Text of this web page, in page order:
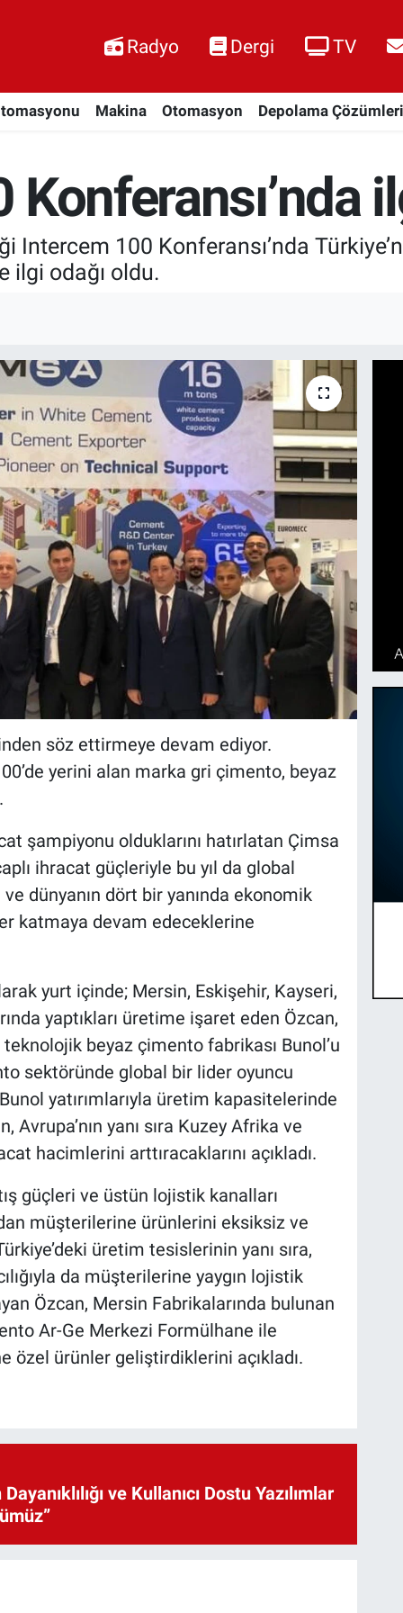
Radyo Dergi TV
Makina Otomasyon Depolama Çözümleri
Intercem 100 Konferansı’nda
ilgi odağı oldu.
söz ettirmeye devam ediyor.
yerini alan marka gri çimento, beyaz
şampiyonu olduklarını hatırlatan Çimsa
ihracat güçleriyle bu yıl da global
dünyanın dört bir yanında ekonomik
katmaya devam edeceklerine
yurt içinde; Mersin, Eskişehir, Kayseri,
yaptıkları üretime işaret eden Özcan,
teknolojik beyaz çimento fabrikası Bunol’u
sektöründe global bir lider oyuncu
yatırımlarıyla üretim kapasitelerinde
Avrupa’nın yanı sıra Kuzey Afrika ve
hacimlerini arttıracaklarını açıkladı.
güçleri ve üstün lojistik kanalları
müşterilerine ürünlerini eksiksiz ve
üretim tesislerinin yanı sıra,
da müşterilerine yaygın lojistik
Özcan, Mersin Fabrikalarında bulunan
Ar-Ge Merkezi Formülhane ile
ürünler geliştirdiklerini açıkladı.
ve Kullanıcı Dostu Yazılımlar